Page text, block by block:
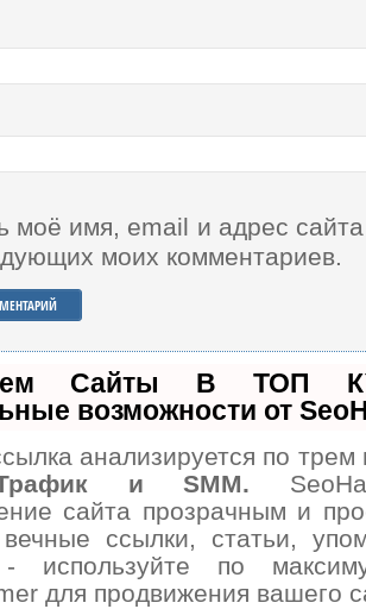
моё имя, email и адрес
моих комментариев.
Сайты В ТОП
возможности от
анализируется по трем
и SMM.
сайта прозрачным и
ссылки, статьи,
используйте по
для продвижения вашего